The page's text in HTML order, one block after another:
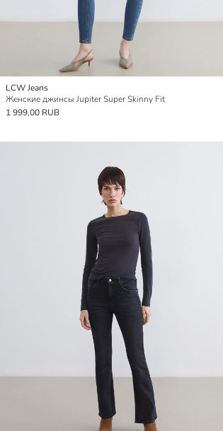
LCW Jeans
Женские джинсы Jupiter Super Skinny Fit
1 999,00 RUB